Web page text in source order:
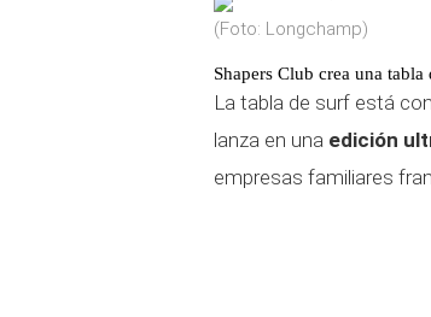
(Foto: Longchamp)
Shapers Club crea una
La tabla de surf está
lanza en una edición
empresas familiares